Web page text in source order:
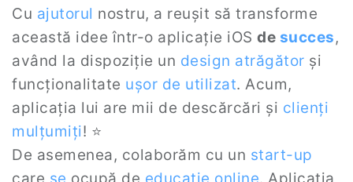
Cu ajutorul nostru, a reușit să transforme
această idee într-o aplicație iOS de succes,
având la dispoziție un design atrăgător și
funcționalitate ușor de utilizat. Acum,
aplicația lui are mii de descărcări și clienți
mulțumiți! ⭐
De asemenea, colaborăm cu un start-up